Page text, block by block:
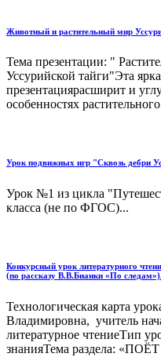
Животный и растительный мир
Тема презентации: "
Уссурийской тайги"Эта
презентациярасширит и
особенностях
Урок подвижных игр "Сквозь дебри
Урок №1 из цикла
класса (не по ФГОС)...
Конкурсный урок литературного
(по рассказу В.В.Бианки «По
Технологическая карта
Владимировна, учитель
литературное чтениеТип
знанияТема раздела: